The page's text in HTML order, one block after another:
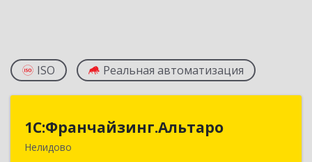
ISO Реальная автоматизация
1С:Франчайзинг.Альтаро
Нелидово
1С:Франчайзинг.Альтаро
172527, Тверская обл, Нелидово г, Матросова